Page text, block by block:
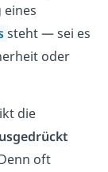
eines
steht — sei es
oder
die
oft